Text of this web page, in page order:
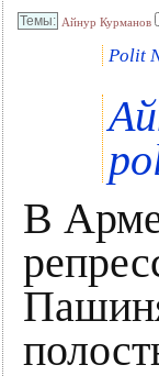
Айнур Курманов
Polit
В